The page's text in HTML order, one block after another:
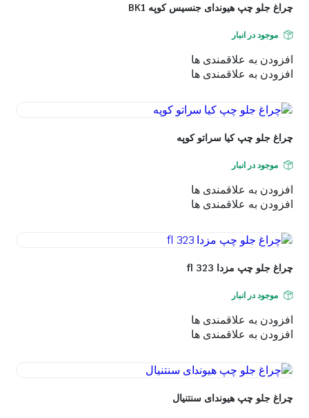
چراغ جلو چپ هیوندای جنسیس کوپه BK1
موجود در انبار
افزودن به علاقمندی ها
افزودن به علاقمندی ها
چراغ جلو چپ کیا سراتو کوپه
موجود در انبار
افزودن به علاقمندی ها
افزودن به علاقمندی ها
چراغ جلو چپ مزدا 323 fl
موجود در انبار
افزودن به علاقمندی ها
افزودن به علاقمندی ها
چراغ جلو چپ هیوندای سنتنیال